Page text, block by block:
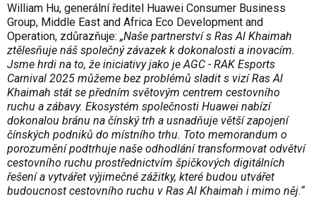
William Hu, generální ředitel Huawei Consumer Business
Group, Middle East and Africa Eco Development and
Operation, zdůrazňuje: „Naše partnerství s Ras Al Khaimah
ztělesňuje náš společný závazek k dokonalosti a inovacím.
Jsme hrdi na to, že iniciativy jako je AGC - RAK Esports
Carnival 2025 můžeme bez problémů sladit s vizí Ras Al
Khaimah stát se předním světovým centrem cestovního
ruchu a zábavy. Ekosystém společnosti Huawei nabízí
dokonalou bránu na čínský trh a usnadňuje větší zapojení
čínských podniků do místního trhu. Toto memorandum o
porozumění podtrhuje naše odhodlání transformovat odvětví
cestovního ruchu prostřednictvím špičkových digitálních
řešení a vytvářet výjimečné zážitky, které budou utvářet
budoucnost cestovního ruchu v Ras Al Khaimah i mimo něj.“